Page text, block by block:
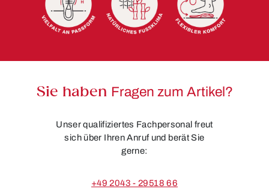
Sie haben Fragen zum Artikel?
Unser qualifiziertes Fachpersonal freut
sich über Ihren Anruf und berät Sie
gerne:
+49 2043 - 29518 66